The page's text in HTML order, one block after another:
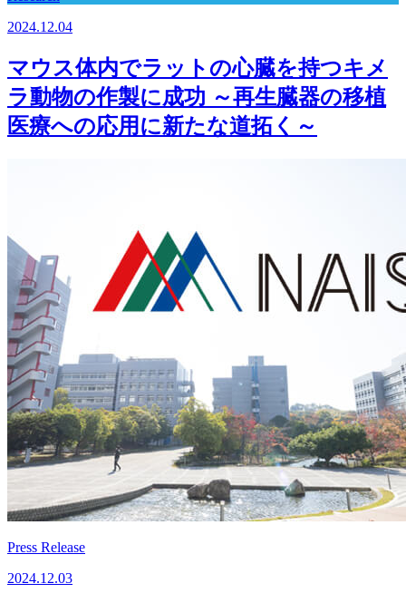
2024.12.04
マウス体内でラットの心臓を持つキメ
ラ動物の作製に成功 ～再生臓器の移植
医療への応用に新たな道拓く～
Press Release
2024.12.03